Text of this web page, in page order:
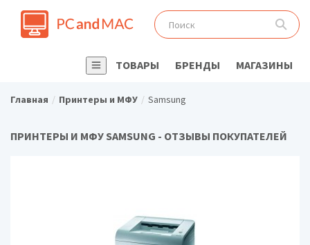
ТОВАРЫ БРЕНДЫ МАГАЗИНЫ
Главная Принтеры и МФУ Samsung
ПРИНТЕРЫ И МФУ SAMSUNG - ОТЗЫВЫ ПОКУПАТЕЛЕЙ